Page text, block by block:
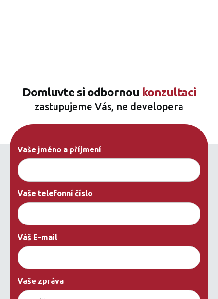
Domluvte si odbornou konzultaci
zastupujeme Vás, ne developera
Vaše jméno a příjmení
Vaše telefonní číslo
Váš E-mail
Vaše zpráva